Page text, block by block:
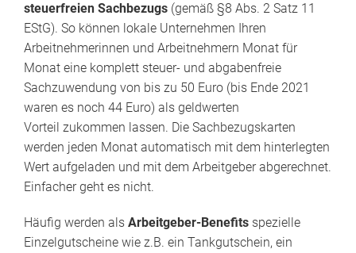
steuerfreien Sachbezugs (gemäß §8 Abs. 2 Satz 11
EStG). So können lokale Unternehmen Ihren
Arbeitnehmerinnen und Arbeitnehmern Monat für
Monat eine komplett steuer- und abgabenfreie
Sachzuwendung von bis zu 50 Euro (bis Ende 2021
waren es noch 44 Euro) als geldwerten
Vorteil zukommen lassen. Die Sachbezugskarten
werden jeden Monat automatisch mit dem hinterlegten
Wert aufgeladen und mit dem Arbeitgeber abgerechnet.
Einfacher geht es nicht.
Häufig werden als Arbeitgeber-Benefits spezielle
Einzelgutscheine wie z.B. ein Tankgutschein, ein